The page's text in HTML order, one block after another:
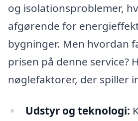
og isolationsproblemer,
afgørende for
bygninger. Men hvordan
prisen på denne service?
nøglefaktorer, der spiller
Udstyr og teknologi: